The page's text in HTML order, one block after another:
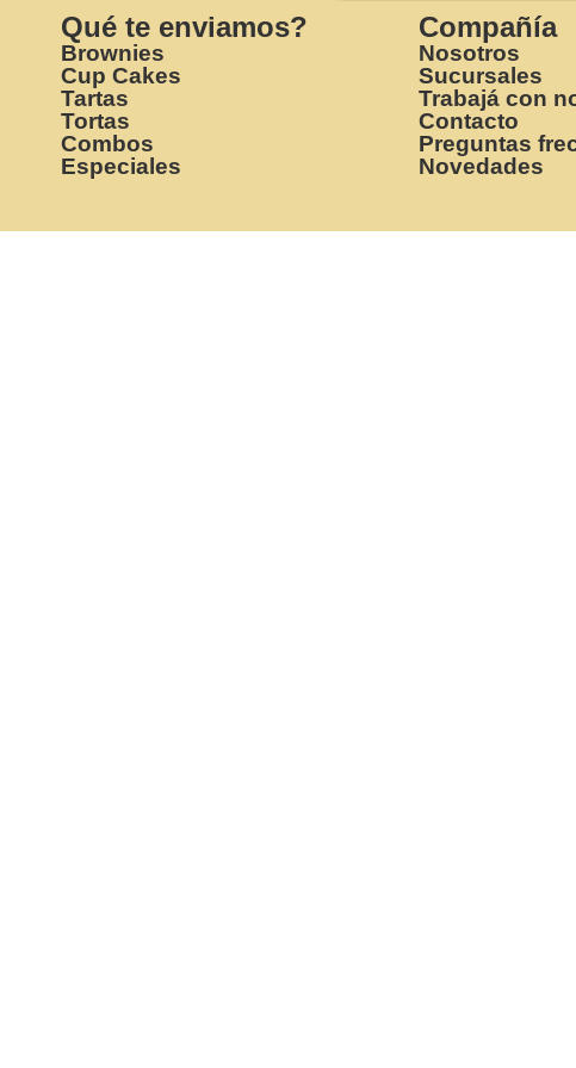
Qué te enviamos?
Brownies
Cup Cakes
Tartas
Tortas
Combos
Especiales
Compañía
Nosotros
Sucursales
Trabajá con
Contacto
Preguntas
Novedades